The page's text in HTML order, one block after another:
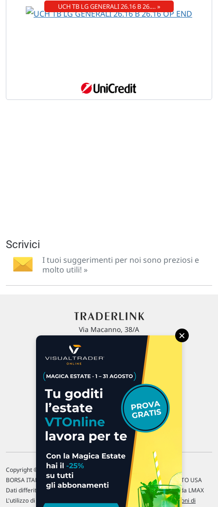
UCH TB LG GENERALI 26.16 B 26.… »
Scrivici
I tuoi suggerimenti per noi sono preziosi e
molto utili! »
Via Macanno, 38/A
P.IVA 02 452 460 401
Chi siamo
Commenti e segnalazioni
Contattaci
Copyright © 1996-2026 Traderlink Italia s.r.l.
BORSA ITALIANA Quotazioni di borsa differite di 15 min. / MERCATO USA
Dati differiti di 15 min. (fonte Intrinio) / FOREX Quotazioni fornite da LMAX
L'utilizzo di questo sito implica l'accettazione delle nostre Condizioni di
×